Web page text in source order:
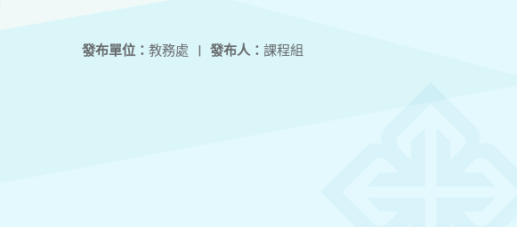
發布人： 課程組
發布單位： 教務處 |